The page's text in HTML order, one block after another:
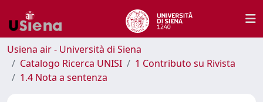
Usiena air - Università di Siena
Catalogo Ricerca UNISI
1 Contributo su Rivista
1.4 Nota a sentenza